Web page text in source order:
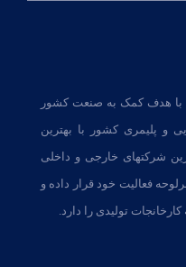
گروه بازرگانی رهپویان در سال ۱۳۹۱ با هدف کمک به صنعت کشور
و پلیمری کشور با بهترین
شرکتهای خارجی و داخلی
فعالیت خود قرار داده و
تولیدی را دارد.